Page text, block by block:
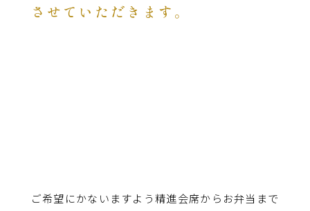
させていただきます。
ご希望にかないますよう精進会席からお弁当まで